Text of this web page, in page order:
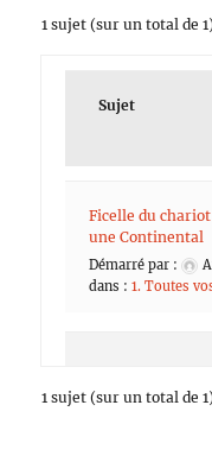
1 sujet (sur un total de
Sujet
Ficelle du
une Continental
Démarré par :
dans :1. Toutes
1 sujet (sur un total de